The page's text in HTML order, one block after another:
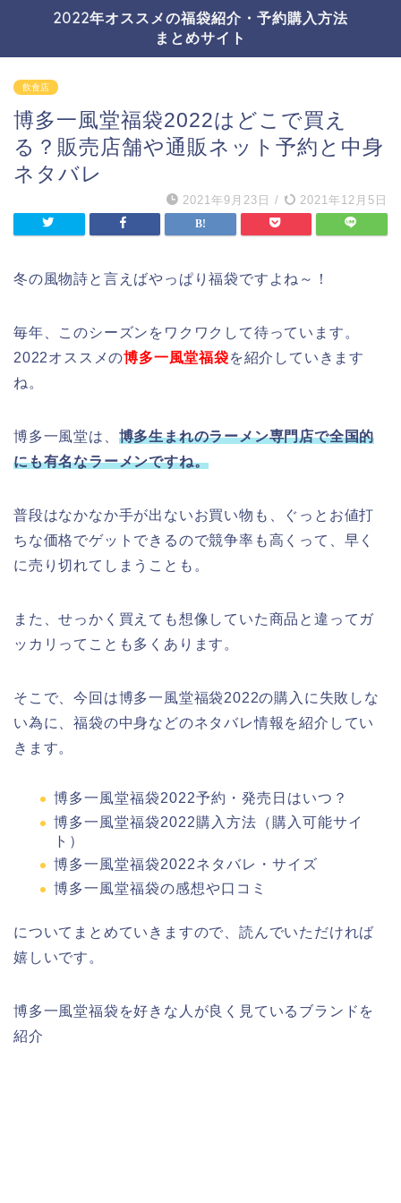
2022年オススメの福袋紹介・予約購入方法
まとめサイト
飲食店
博多一風堂福袋2022はどこで買え
る？販売店舗や通販ネット予約と中身
ネタバレ
2021年9月23日 / 2021年12月5日
冬の風物詩と言えばやっぱり福袋ですよね～！
毎年、このシーズンをワクワクして待っています。
2022オススメの博多一風堂福袋を紹介していきます
ね。
博多一風堂は、 博多生まれのラーメン専門店で全国的
にも有名なラーメンですね。
普段はなかなか手が出ないお買い物も、ぐっとお値打
ちな価格でゲットできるので競争率も高くって、早く
に売り切れてしまうことも。
また、せっかく買えても想像していた商品と違ってガ
ッカリってことも多くあります。
そこで、今回は博多一風堂福袋2022の購入に失敗しな
い為に、福袋の中身などのネタバレ情報を紹介してい
きます。
博多一風堂福袋2022予約・発売日はいつ？
博多一風堂福袋2022購入方法（購入可能サイ
ト）
博多一風堂福袋2022ネタバレ・サイズ
博多一風堂福袋の感想や口コミ
についてまとめていきますので、読んでいただければ
嬉しいです。
博多一風堂福袋を好きな人が良く見ているブランドを
紹介